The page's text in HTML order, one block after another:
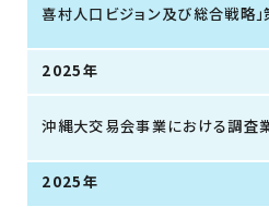
喜村人口ビジョン及び総合戦略」
2025年
沖縄大交易会事業における調査
2025年